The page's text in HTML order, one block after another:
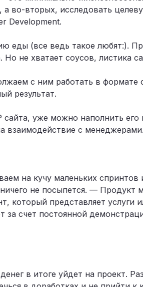
а во-вторых, исследовать
Development.
еды (все ведь такое любят:).
не хватает соусов, листика
с ним работать в формате
результат.
уже можно наполнить его
взаимодействие с менеджерами.
на кучу маленьких
не посыпется. — Продукт
который представляет услуги
счет постоянной
в итоге уйдет на проект.